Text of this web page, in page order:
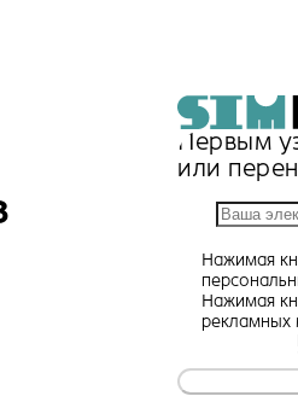
Первым
или
Нажимая
Нажимая
рекламных